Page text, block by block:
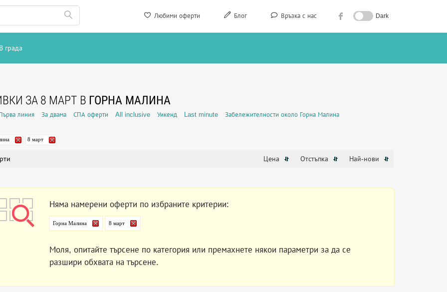
Любими оферти Блог Връзка с нас Dark
В града
ЗА 8 МАРТ В ГОРНА МАЛИНА
линия За двама СПА оферти All inclusive Уикенд Last minute Забележителности около Горна Малина
8 март
Цена Отстъпка Най-нови
Няма намерени оферти по избраните критерии:
Горна Малина 8 март
Моля, опитайте търсене по категория или премахнете някои параметри за да се
разшири обхвата на търсене.